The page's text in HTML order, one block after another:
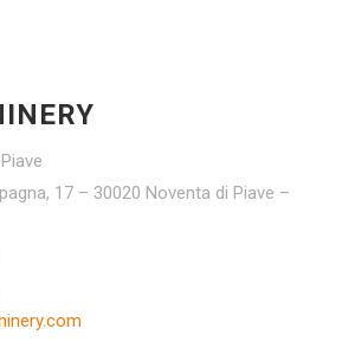
17 – 30020 Noventa di Piave –